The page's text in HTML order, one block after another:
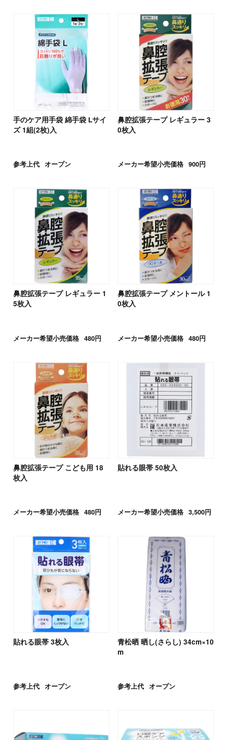
手のケア用手袋 綿手袋 Lサイ
ズ 1組(2枚)入
参考上代 オープン
鼻腔拡張テープ レギュラー 3
0枚入
メーカー希望小売価格 900円
鼻腔拡張テープ レギュラー 1
5枚入
メーカー希望小売価格 480円
鼻腔拡張テープ メントール 1
0枚入
メーカー希望小売価格 480円
鼻腔拡張テープ こども用 18
枚入
メーカー希望小売価格 480円
貼れる眼帯 50枚入
メーカー希望小売価格 3,500円
貼れる眼帯 3枚入
参考上代 オープン
青松晒 晒し(さらし) 34cm×10
m
参考上代 オープン